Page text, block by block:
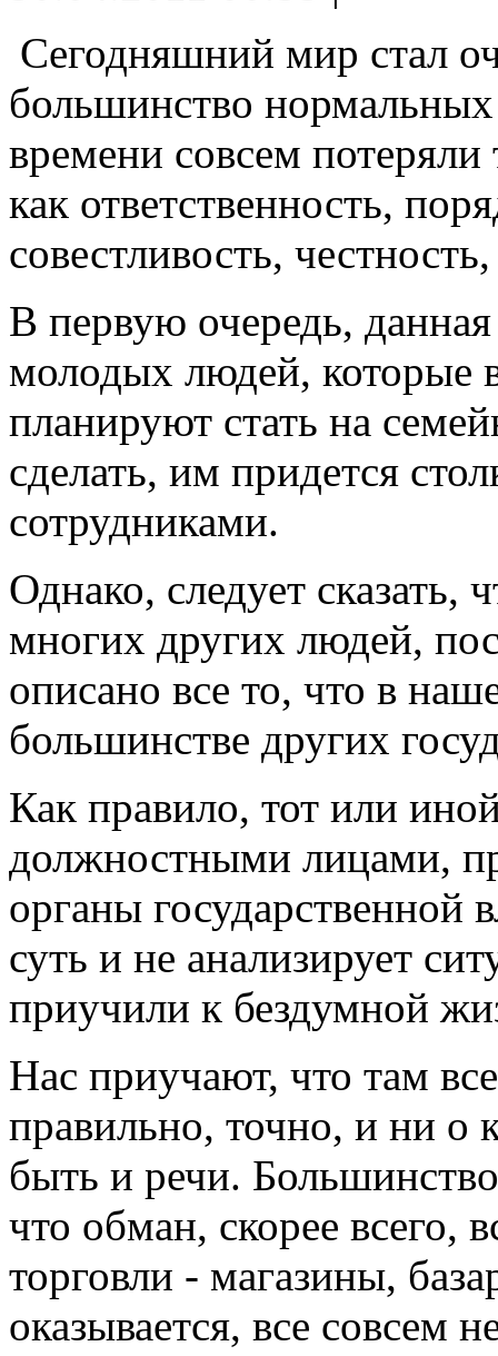
Сегодняшний мир стал
большинство
времени совсем потеряли
как ответственность,
совестливость,
В первую очередь, данная
молодых людей, которые
планируют стать на
сделать, им придется
сотрудниками.
Однако, следует сказать,
многих других людей,
описано все то, что в
большинстве других
Как правило, тот или
должностными лицами,
органы государственной
суть и не анализирует
приучили к бездумной
Нас приучают, что там
правильно, точно, и ни о
быть и речи.
что обман, скорее всего,
торговли - магазины,
оказывается, все совсем